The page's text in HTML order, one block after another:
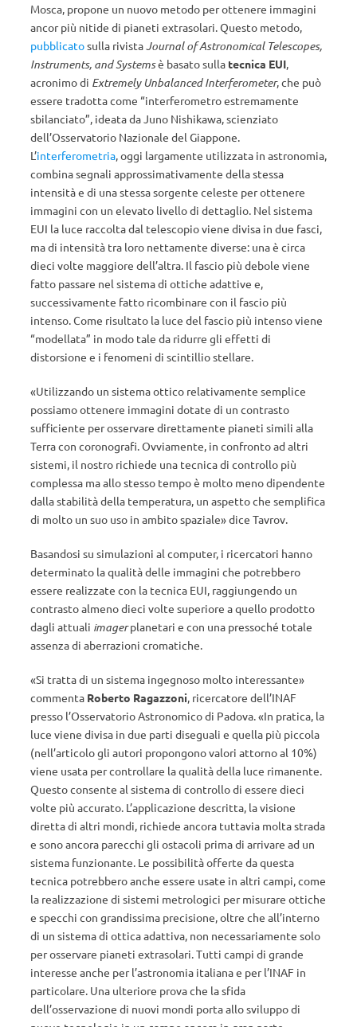
Mosca, propone un nuovo metodo per ottenere immagini
ancor più nitide di pianeti extrasolari. Questo metodo,
pubblicatosulla rivistaJournal of Astronomical Telescopes,
Instruments, and Systemsè basato sulla tecnica EUI,
acronimo di Extremely Unbalanced Interferometer, che può
essere tradotta come “interferometro estremamente
sbilanciato”, ideata da Juno Nishikawa, scienziato
dell’Osservatorio Nazionale del Giappone.
L’interferometria, oggi largamente utilizzata in astronomia,
combina segnali approssimativamente della stessa
intensità e di una stessa sorgente celeste per ottenere
immagini con un elevato livello di dettaglio. Nel sistema
EUI la luce raccolta dal telescopio viene divisa in due fasci,
ma di intensità tra loro nettamente diverse: una è circa
dieci volte maggiore dell’altra. Il fascio più debole viene
fatto passare nel sistema di ottiche adattive e,
successivamente fatto ricombinare con il fascio più
intenso. Come risultato la luce del fascio più intenso viene
“modellata” in modo tale da ridurre gli effetti di
distorsione e i fenomeni di scintillio stellare.
«Utilizzando un sistema ottico relativamente semplice
possiamo ottenere immagini dotate di un contrasto
sufficiente per osservare direttamente pianeti simili alla
Terra con coronografi. Ovviamente, in confronto ad altri
sistemi, il nostro richiede una tecnica di controllo più
complessa ma allo stesso tempo è molto meno dipendente
dalla stabilità della temperatura, un aspetto che semplifica
di molto un suo uso in ambito spaziale» dice Tavrov.
Basandosi su simulazioni al computer, i ricercatori hanno
determinato la qualità delle immagini che potrebbero
essere realizzate con la tecnica EUI, raggiungendo un
contrasto almeno dieci volte superiore a quello prodotto
dagli attuali imagerplanetari e con una pressoché totale
assenza di aberrazioni cromatiche.
«Si tratta di un sistema ingegnoso molto interessante»
commenta Roberto Ragazzoni, ricercatore dell’INAF
presso l’Osservatorio Astronomico di Padova. «In pratica, la
luce viene divisa in due parti diseguali e quella più piccola
(nell’articolo gli autori propongono valori attorno al 10%)
viene usata per controllare la qualità della luce rimanente.
Questo consente al sistema di controllo di essere dieci
volte più accurato. L’applicazione descritta, la visione
diretta di altri mondi, richiede ancora tuttavia molta strada
e sono ancora parecchi gli ostacoli prima di arrivare ad un
sistema funzionante. Le possibilità offerte da questa
tecnica potrebbero anche essere usate in altri campi, come
la realizzazione di sistemi metrologici per misurare ottiche
e specchi con grandissima precisione, oltre che all’interno
di un sistema di ottica adattiva, non necessariamente solo
per osservare pianeti extrasolari. Tutti campi di grande
interesse anche per l’astronomia italiana e per l’INAF in
particolare. Una ulteriore prova che la sfida
dell’osservazione di nuovi mondi porta allo sviluppo di